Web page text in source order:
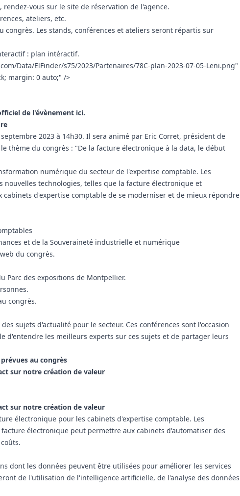
rendez-vous sur le site de réservation de l'agence.
ateliers, etc.
Les stands, conférences et ateliers seront répartis sur
: plan intéractif.
Data/ElFinder/s75/2023/Partenaires/78C-plan-2023-07-05-Leni.png"
margin: 0 auto;" />
de l'évènement ici.
2023 à 14h30. Il sera animé par Eric Corret, président de
thème du congrès : "De la facture électronique à la data, le début
numérique du secteur de l'expertise comptable. Les
technologies, telles que la facture électronique et
d'expertise comptable de se moderniser et de mieux répondre
et de la Souveraineté industrielle et numérique
du congrès.
Parc des expositions de Montpellier.
congrès.
sujets d'actualité pour le secteur. Ces conférences sont l'occasion
d'entendre les meilleurs experts sur ces sujets et de partager leurs
au congrès
sur notre création de valeur
sur notre création de valeur
électronique pour les cabinets d'expertise comptable. Les
électronique peut permettre aux cabinets d'automatiser des
dont les données peuvent être utilisées pour améliorer les services
de l'utilisation de l'intelligence artificielle, de l'analyse des données